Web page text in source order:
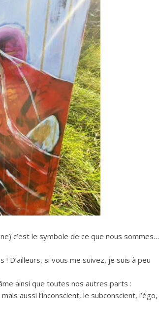
c’est le symbole de ce que nous sommes…
D’ailleurs, si vous me suivez, je suis à peu
ainsi que toutes nos autres parts :
aussi l’inconscient, le subconscient, l’égo,